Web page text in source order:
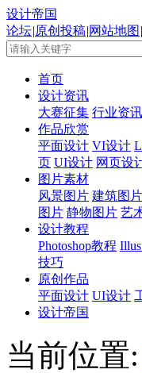
设计帝国
论坛|原创投稿|网站地图 |
首页
设计资讯
大赛征集 行业资讯
作品欣赏
平面设计 VI设计
页 UI设计 网页设
图片素材
风景图片 建筑图片
图片 静物图片 艺
设计教程
Photoshop教程
技巧
原创作品
平面设计 UI设计
设计帝国
当前位置: